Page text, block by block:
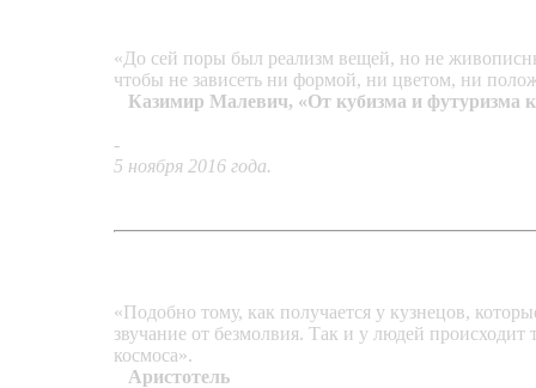
«До сей поры был реализм вещей, но не
чтобы не зависеть ни формой, ни цветом, ни
Казимир Малевич, «От кубизма и футуризма
-
5 ноября 2016 года.
«Подобно тому, как получается у кузнецов,
звучание от безмолвия. Так и у людей
космоса».
Аристотель